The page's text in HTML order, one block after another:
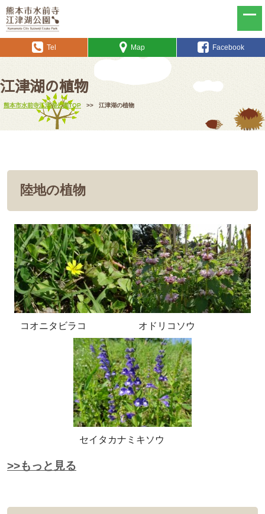
Tel Map Facebook
江津湖の植物
熊本市水前寺江津湖公園TOP >> 江津湖の植物
陸地の植物
コオニタビラコ オドリコソウ
セイタカナミキソウ
>>もっと見る